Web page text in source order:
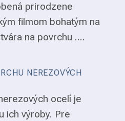
prirodzene
filmom bohatým na
na povrchu ....
NEREZOVÝCH
ocelí je
ich výroby. Pre